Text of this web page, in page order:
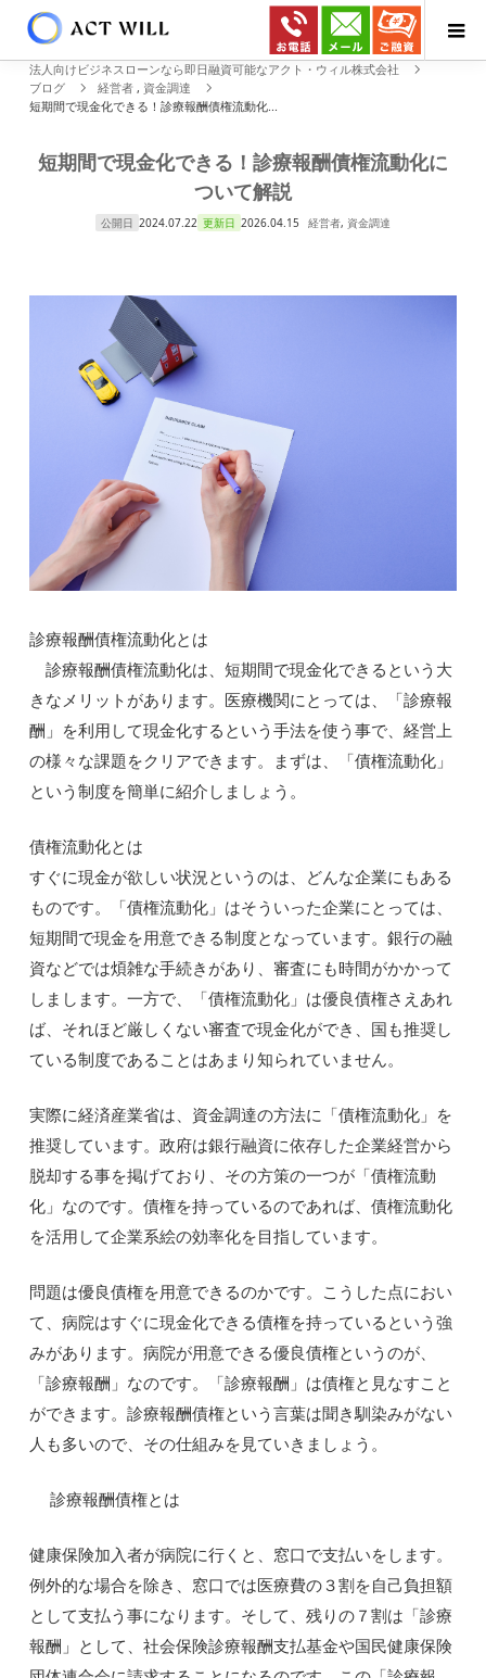
法人向けビジネスローンなら即日融資可能なアクト・ウィル株式会社
ブログ
経営者 , 資金調達
短期間で現金化できる！診療報酬債権流動化...
短期間で現金化できる！診療報酬債権流動化に
ついて解説
公開日 2024.07.22 更新日 2026.04.15 経営者, 資金調達
診療報酬債権流動化とは
診療報酬債権流動化は、短期間で現金化できるという大
きなメリットがあります。医療機関にとっては、「診療報
酬」を利用して現金化するという手法を使う事で、経営上
の様々な課題をクリアできます。まずは、「債権流動化」
という制度を簡単に紹介しましょう。
債権流動化とは
すぐに現金が欲しい状況というのは、どんな企業にもある
ものです。「債権流動化」はそういった企業にとっては、
短期間で現金を用意できる制度となっています。銀行の融
資などでは煩雑な手続きがあり、審査にも時間がかかって
しまします。一方で、「債権流動化」は優良債権さえあれ
ば、それほど厳しくない審査で現金化ができ、国も推奨し
ている制度であることはあまり知られていません。
実際に経済産業省は、資金調達の方法に「債権流動化」を
推奨しています。政府は銀行融資に依存した企業経営から
脱却する事を掲げており、その方策の一つが「債権流動
化」なのです。債権を持っているのであれば、債権流動化
を活用して企業系絵の効率化を目指しています。
問題は優良債権を用意できるのかです。こうした点におい
て、病院はすぐに現金化できる債権を持っているという強
みがあります。病院が用意できる優良債権というのが、
「診療報酬」なのです。「診療報酬」は債権と見なすこと
ができます。診療報酬債権という言葉は聞き馴染みがない
人も多いので、その仕組みを見ていきましょう。
診療報酬債権とは
健康保険加入者が病院に行くと、窓口で支払いをします。
例外的な場合を除き、窓口では医療費の３割を自己負担額
として支払う事になります。そして、残りの７割は「診療
報酬」として、社会保険診療報酬支払基金や国民健康保険